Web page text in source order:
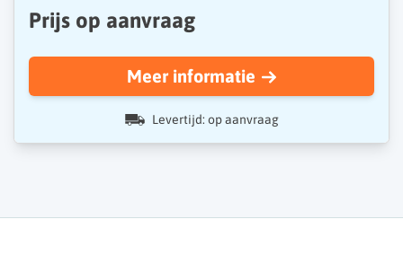
Prijs op aanvraag
Meer informatie
Levertijd: op aanvraag